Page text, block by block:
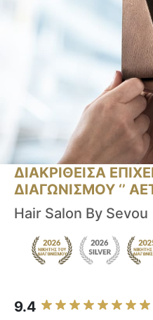
ΔΙΑΚΡΙΘΕΙΣΑ
ΔΙΑΓΩΝΙΣΜΟΥ ‘’
Hair Salon By Sevou
9.4